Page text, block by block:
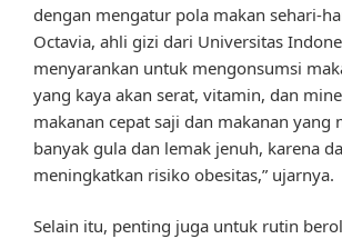
dengan mengatur pola makan sehari-
Octavia, ahli gizi dari Universitas
menyarankan untuk mengonsumsi
yang kaya akan serat, vitamin, dan
makanan cepat saji dan makanan yang
banyak gula dan lemak jenuh, karena
meningkatkan risiko obesitas,” ujarnya.
Selain itu, penting juga untuk rutin